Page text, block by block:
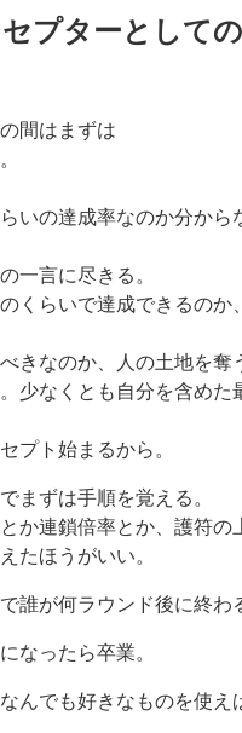
セプターとして
間はまずは
いの達成率なのか分から
一言に尽きる。
くらいで達成できるのか
きなのか、人の土地を奪
少なくとも自分を含めた
プト始まるから。
まずは手順を覚える。
か連鎖倍率とか、護符の
たほうがいい。
誰が何ラウンド後に終わ
なったら卒業。
んでも好きなものを使え